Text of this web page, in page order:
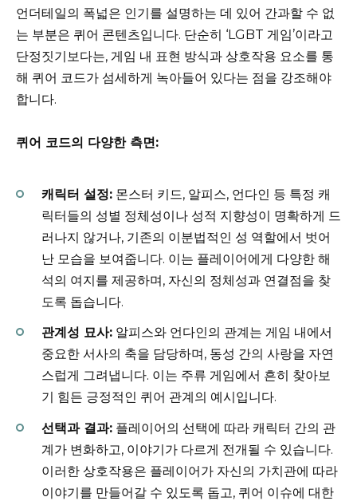
언더테일의 폭넓은 인기를 설명하는 데 있어 간과할 수 없
는 부분은 퀴어 콘텐츠입니다. 단순히 ‘LGBT 게임’이라고
단정짓기보다는, 게임 내 표현 방식과 상호작용 요소를 통
해 퀴어 코드가 섬세하게 녹아들어 있다는 점을 강조해야
합니다.
퀴어 코드의 다양한 측면:
캐릭터 설정: 몬스터 키드, 알피스, 언다인 등 특정 캐
릭터들의 성별 정체성이나 성적 지향성이 명확하게 드
러나지 않거나, 기존의 이분법적인 성 역할에서 벗어
난 모습을 보여줍니다. 이는 플레이어에게 다양한 해
석의 여지를 제공하며, 자신의 정체성과 연결점을 찾
도록 돕습니다.
관계성 묘사: 알피스와 언다인의 관계는 게임 내에서
중요한 서사의 축을 담당하며, 동성 간의 사랑을 자연
스럽게 그려냅니다. 이는 주류 게임에서 흔히 찾아보
기 힘든 긍정적인 퀴어 관계의 예시입니다.
선택과 결과: 플레이어의 선택에 따라 캐릭터 간의 관
계가 변화하고, 이야기가 다르게 전개될 수 있습니다.
이러한 상호작용은 플레이어가 자신의 가치관에 따라
이야기를 만들어갈 수 있도록 돕고, 퀴어 이슈에 대한